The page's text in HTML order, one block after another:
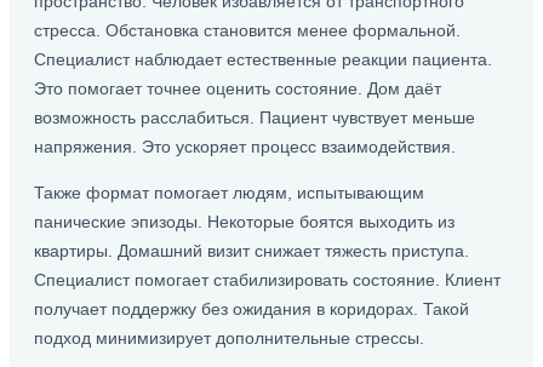
стресса. Обстановка становится менее формальной.
Специалист наблюдает естественные реакции пациента.
Это помогает точнее оценить состояние. Дом даёт
возможность расслабиться. Пациент чувствует меньше
напряжения. Это ускоряет процесс взаимодействия.
Также формат помогает людям, испытывающим
панические эпизоды. Некоторые боятся выходить из
квартиры. Домашний визит снижает тяжесть приступа.
Специалист помогает стабилизировать состояние. Клиент
получает поддержку без ожидания в коридорах. Такой
подход минимизирует дополнительные стрессы.